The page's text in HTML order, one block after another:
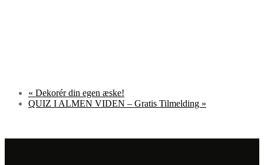
« Dekorér din egen æske!
QUIZ I ALMEN VIDEN – Gratis Tilmelding »